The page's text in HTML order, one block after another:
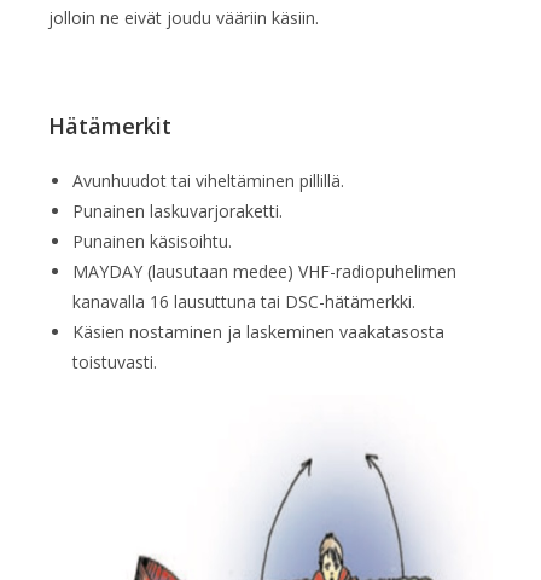
jolloin ne eivät joudu vääriin käsiin.
Hätämerkit
Avunhuudot tai viheltäminen pillillä.
Punainen laskuvarjoraketti.
Punainen käsisoihtu.
MAYDAY (lausutaan medee) VHF-radiopuhelimen
kanavalla 16 lausuttuna tai DSC-hätämerkki.
Käsien nostaminen ja laskeminen vaakatasosta
toistuvasti.